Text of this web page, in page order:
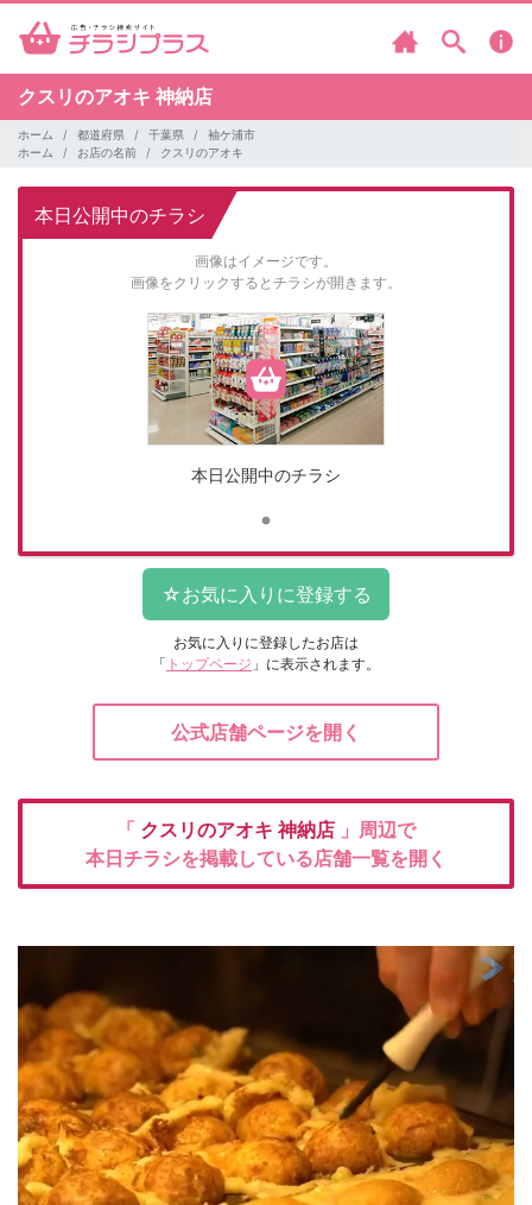
クスリのアオキ 神納店
ホーム 都道府県 千葉県
袖ケ浦市
ホーム
お店の名前 クスリのアオキ
本日公開中のチラシ
画像はイメージです。
画像をクリックするとチラシが開きます。
本日公開中のチラシ
お気に入りに登録したお店は
「 トップページ 」に表示されます。
公式店舗ページを開く
「 クスリのアオキ 神納店 」周辺で
本日チラシを掲載している店舗一覧を開く